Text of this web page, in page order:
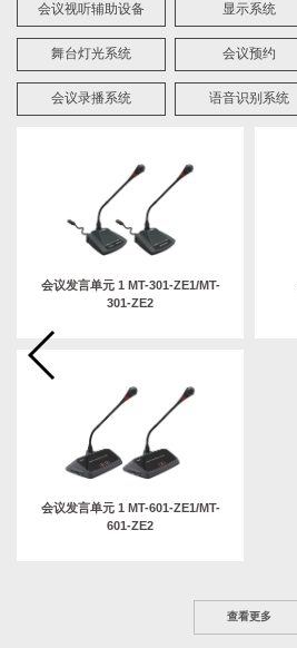
会议视听辅助设备 显示系统
舞台灯光系统 会议预约
会议录播系统 语音识别系统
会议发言单元 1 MT-301-ZE1/MT-
301-ZE2
会议发言单元 1 MT-601-ZE1/MT-
601-ZE2
查看更多